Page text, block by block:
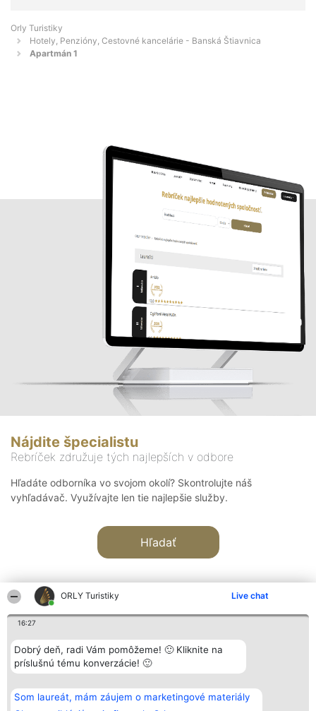
ORLY Turistiky Live chat
16:27
Dobrý deň, radi Vám pomôžeme! 🙂 Kliknite na
príslušnú tému konverzácie! 🙂
Som laureát, mám záujem o marketingové materiály
Orly Turistiky
Hotely, Penzióny, Cestovné kancelárie - Banská Štiavnica
Apartmán 1
Nájdite špecialistu
Rebríček združuje tých najlepších v odbore
Hľadáte odborníka vo svojom okolí? Skontrolujte náš
vyhľadávač. Využívajte len tie najlepšie služby.
Hľadať
Organizátor hodnotenia
Bright Side Solutions sp. z o.
o. sp. k.
Wrocław 50-079
KRS 0000749100 | Regon
381313360 | NIP 8943132676
Hodnotenie
Laureáti
Lista
Laureatów
Podmienky
Obchodné
Kontakt
Kontakt